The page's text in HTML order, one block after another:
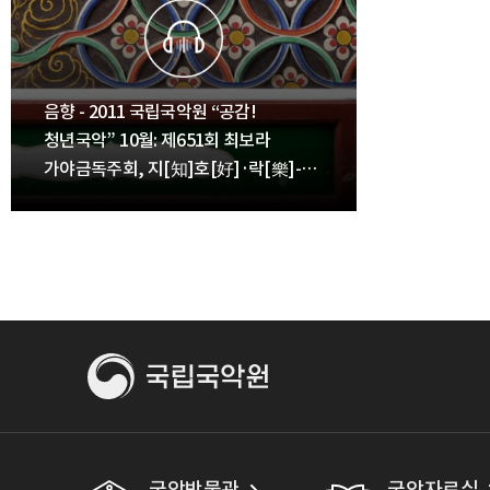
음향 - 2011 국립국악원 “공감!
청년국악” 10월: 제651회 최보라
가야금독주회, 지[知]호[好]·락[樂]-